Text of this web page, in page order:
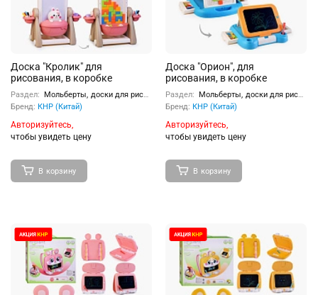
Доска "Кролик" для
рисования, в коробке
Раздел:
Мольберты, доски для рисования
Бренд: КНР (Китай)
Авторизуйтесь,
чтобы увидеть цену
В корзину
Доска "Орион", для
рисования, в коробке
Раздел:
Мольберты, доски для рисования
Бренд: КНР (Китай)
Авторизуйтесь,
чтобы увидеть цену
В корзину